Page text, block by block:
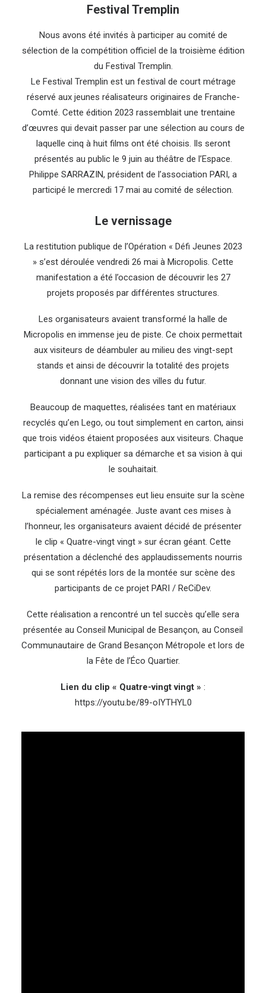
Festival Tremplin
Nous avons été invités à participer au comité de
sélection de la compétition officiel de la troisième édition
du Festival Tremplin.
Le Festival Tremplin est un festival de court métrage
réservé aux jeunes réalisateurs originaires de Franche-
Comté. Cette édition 2023 rassemblait une trentaine
d’œuvres qui devait passer par une sélection au cours de
laquelle cinq à huit films ont été choisis. Ils seront
présentés au public le 9 juin au théâtre de l’Espace.
Philippe SARRAZIN, président de l’association PARI, a
participé le mercredi 17 mai au comité de sélection.
Le vernissage
La restitution publique de l’Opération « Défi Jeunes 2023
» s’est déroulée vendredi 26 mai à Micropolis. Cette
manifestation a été l’occasion de découvrir les 27
projets proposés par différentes structures.
Les organisateurs avaient transformé la halle de
Micropolis en immense jeu de piste. Ce choix permettait
aux visiteurs de déambuler au milieu des vingt-sept
stands et ainsi de découvrir la totalité des projets
donnant une vision des villes du futur.
Beaucoup de maquettes, réalisées tant en matériaux
recyclés qu’en Lego, ou tout simplement en carton, ainsi
que trois vidéos étaient proposées aux visiteurs. Chaque
participant a pu expliquer sa démarche et sa vision à qui
le souhaitait.
La remise des récompenses eut lieu ensuite sur la scène
spécialement aménagée. Juste avant ces mises à
l’honneur, les organisateurs avaient décidé de présenter
le clip « Quatre-vingt vingt » sur écran géant. Cette
présentation a déclenché des applaudissements nourris
qui se sont répétés lors de la montée sur scène des
participants de ce projet PARI / ReCiDev.
Cette réalisation a rencontré un tel succès qu’elle sera
présentée au Conseil Municipal de Besançon, au Conseil
Communautaire de Grand Besançon Métropole et lors de
la Fête de l’Éco Quartier.
Lien du clip « Quatre-vingt vingt » :
https://youtu.be/89-oIYTHYL0